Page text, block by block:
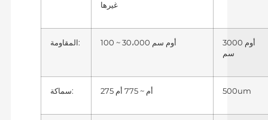
غيرها
المقاومة:
3000 أوم
سماكة: 500um